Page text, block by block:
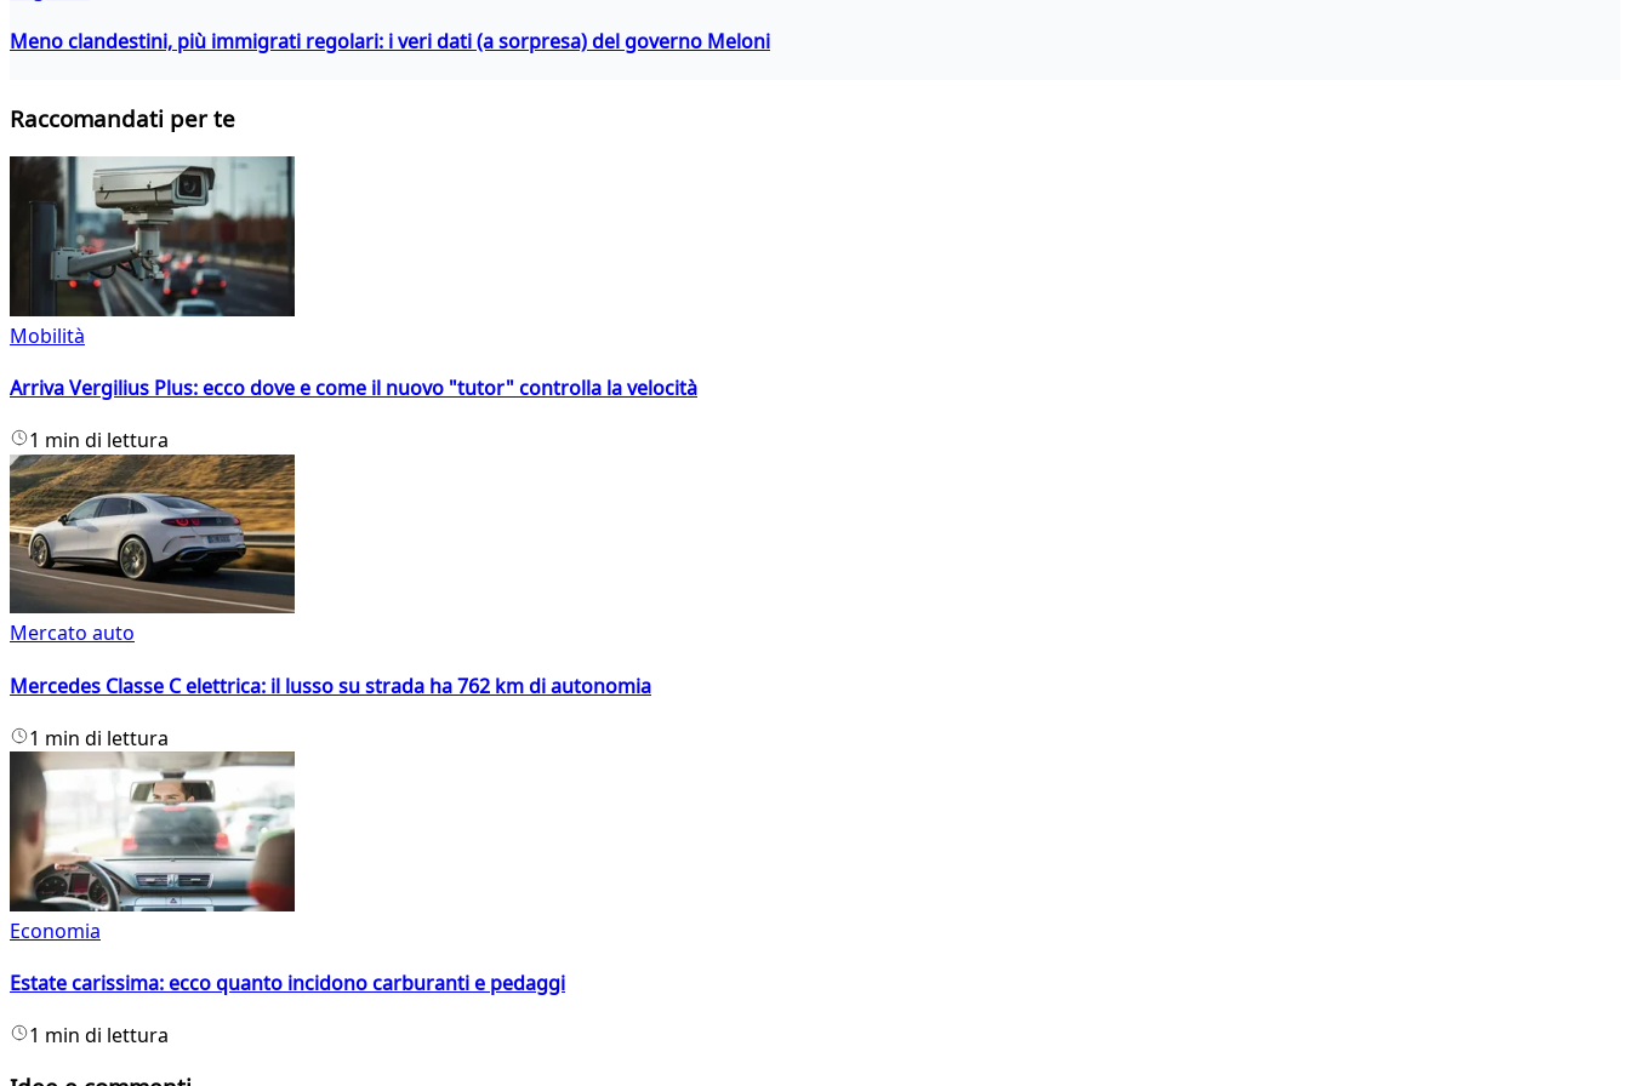
Meno clandestini, più immigrati regolari: i veri dati (a sorpresa) del governo Meloni
Raccomandati per te
Mobilità
Arriva Vergilius Plus: ecco dove e come il nuovo "tutor" controlla la velocità
1 min di lettura
Mercato auto
Mercedes Classe C elettrica: il lusso su strada ha 762 km di autonomia
1 min di lettura
Economia
Estate carissima: ecco quanto incidono carburanti e pedaggi
1 min di lettura